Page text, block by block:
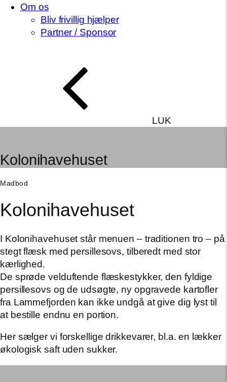
Om os
Bliv frivillig hjælper
Partner / Sponsor
LUK
Kolonihavehuset
Madbod
Kolonihavehuset
I Kolonihavehuset står menuen – traditionen tro – på
stegt flæsk med persillesovs, tilberedt med stor
kærlighed.
De sprøde velduftende flæskestykker, den fyldige
persillesovs og de udsøgte, ny opgravede kartofler
fra Lammefjorden kan ikke undgå at give dig lyst til
at bestille endnu en portion.
Her sælger vi forskellige drikkevarer, bl.a. en lækker
økologisk saft uden sukker.